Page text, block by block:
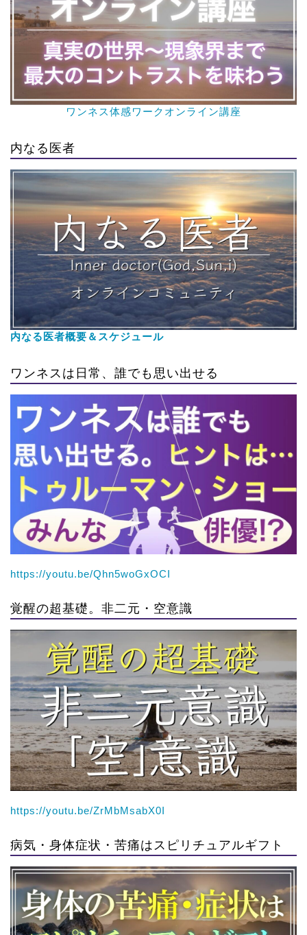
ワンネス体感ワークオンライン講座
内なる医者
内なる医者概要＆スケジュール
ワンネスは日常、誰でも思い出せる
https://youtu.be/Qhn5woGxOCI
覚醒の超基礎。非二元・空意識
https://youtu.be/ZrMbMsabX0I
病気・身体症状・苦痛はスピリチュアルギフト